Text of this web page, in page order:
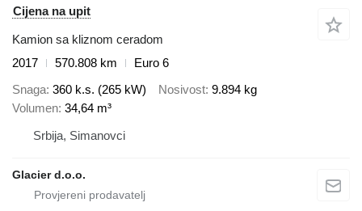
Cijena na upit
Kamion sa kliznom ceradom
2017
570.808 km
Euro 6
Snaga 360 k.s. (265 kW) Nosivost 9.894 kg
Volumen 34,64 m³
Srbija, Simanovci
Glacier d.o.o.